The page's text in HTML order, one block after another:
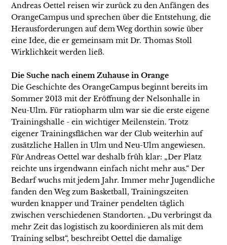
Andreas Oettel reisen wir zurück zu den Anfängen des
OrangeCampus und sprechen über die Entstehung, die
Herausforderungen auf dem Weg dorthin sowie über
eine Idee, die er gemeinsam mit Dr. Thomas Stoll
Wirklichkeit werden ließ.
Die Suche nach einem Zuhause in Orange
Die Geschichte des OrangeCampus beginnt bereits im
Sommer 2013 mit der Eröffnung der Nelsonhalle in
Neu-Ulm. Für ratiopharm ulm war sie die erste eigene
Trainingshalle - ein wichtiger Meilenstein. Trotz
eigener Trainingsflächen war der Club weiterhin auf
zusätzliche Hallen in Ulm und Neu-Ulm angewiesen.
Für Andreas Oettel war deshalb früh klar: „Der Platz
reichte uns irgendwann einfach nicht mehr aus.“ Der
Bedarf wuchs mit jedem Jahr. Immer mehr Jugendliche
fanden den Weg zum Basketball, Trainingszeiten
wurden knapper und Trainer pendelten täglich
zwischen verschiedenen Standorten. „Du verbringst da
mehr Zeit das logistisch zu koordinieren als mit dem
Training selbst“, beschreibt Oettel die damalige